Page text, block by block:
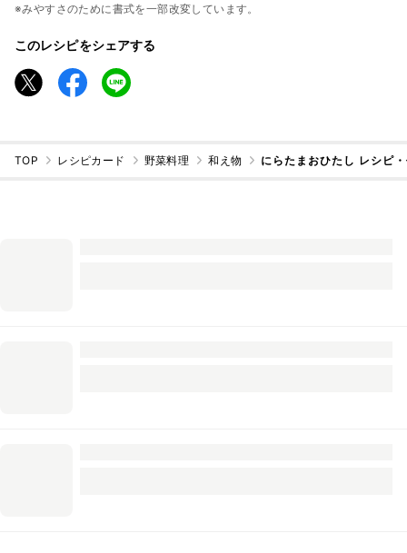
※みやすさのために書式を一部改変しています。
このレシピをシェアする
TOP レシピカード 野菜料理 和え物 にらたまおひたし レシピ